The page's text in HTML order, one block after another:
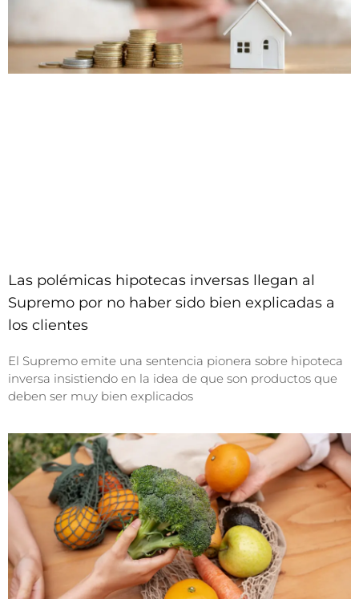
Las polémicas hipotecas inversas llegan al
Supremo por no haber sido bien explicadas a
los clientes
El Supremo emite una sentencia pionera sobre hipoteca
inversa insistiendo en la idea de que son productos que
deben ser muy bien explicados